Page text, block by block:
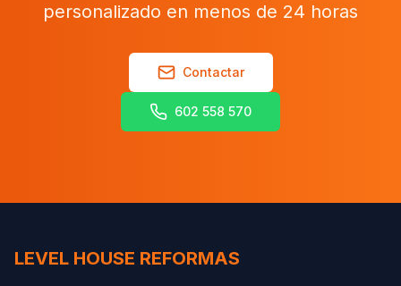
personalizado en menos de 24 horas
Contactar
602 558 570
LEVEL HOUSE REFORMAS